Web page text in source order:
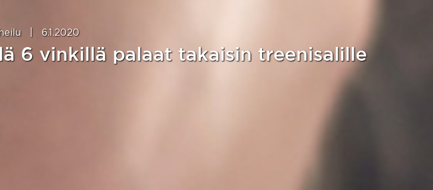
6.1.2020
6 vinkillä palaat takaisin treenisalille